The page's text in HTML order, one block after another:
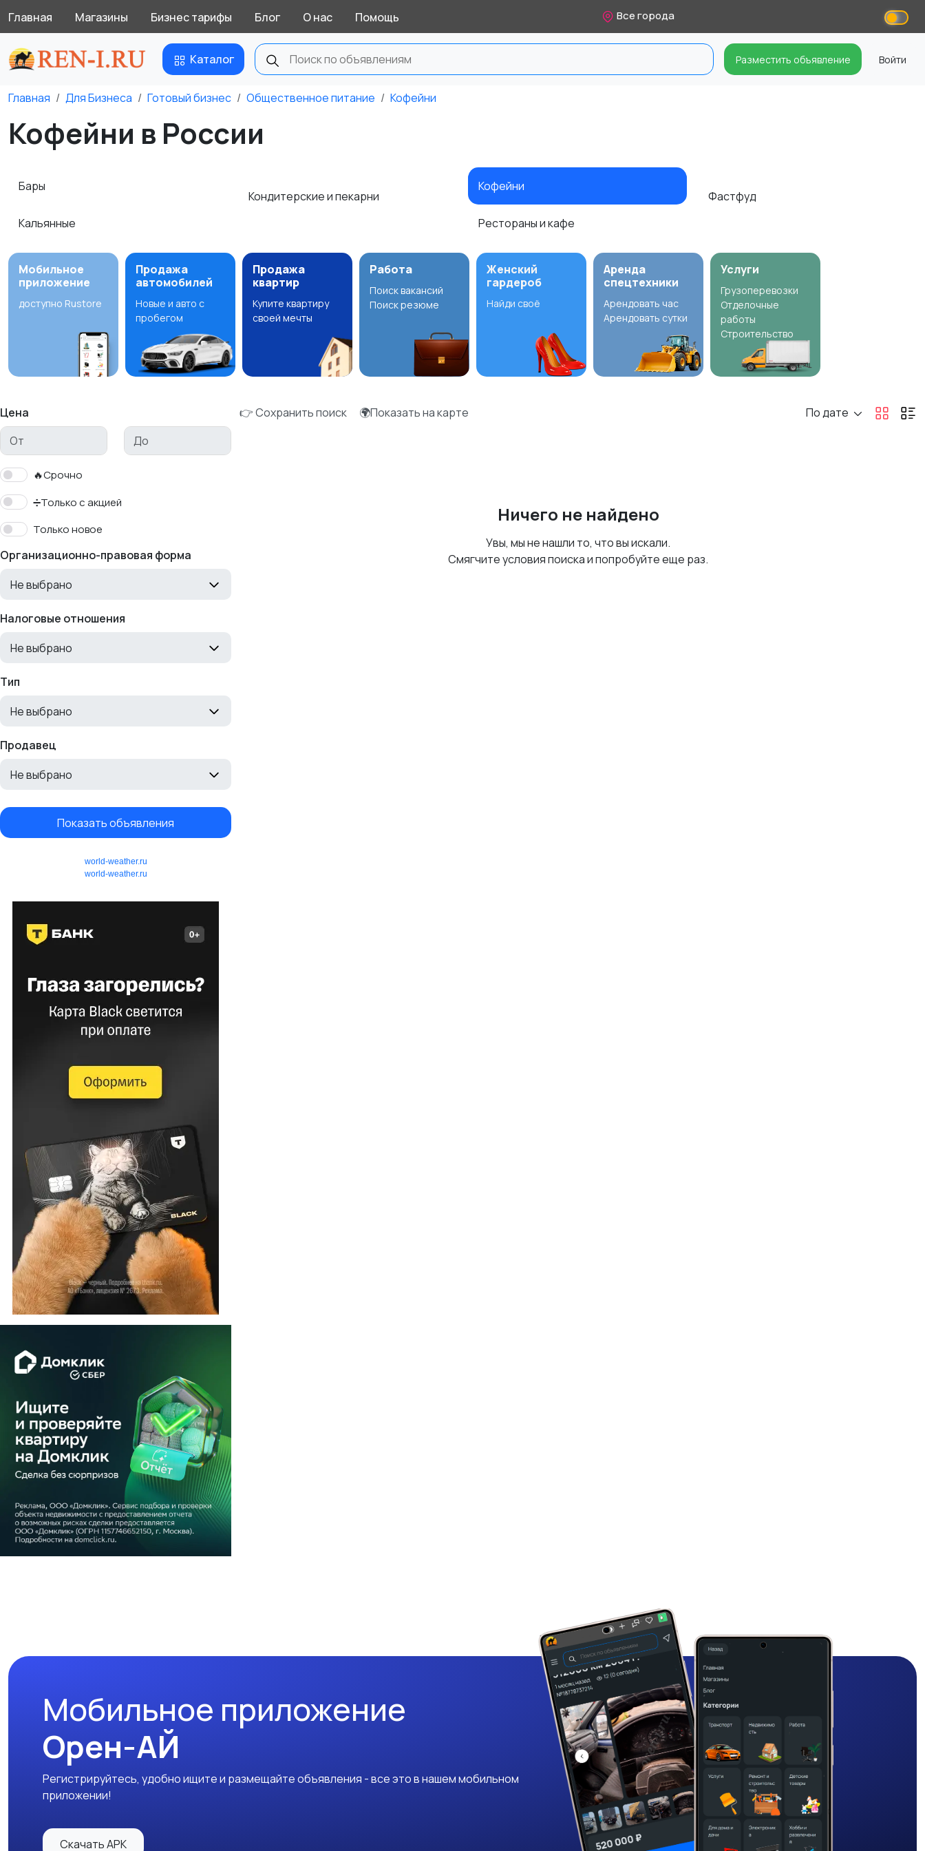
Главная Магазины Бизнес тарифы Блог О нас Помощь Все города
Каталог Разместить объявление Войти
Главная Для Бизнеса Готовый бизнес Общественное питание Кофейни
Кофейни в России
Бары
Кальянные
Кондитерские и пекарни
Кофейни
Рестораны и кафе
Фастфуд
Мобильное
приложение
доступно Rustore
Продажа
автомобилей
Новые и авто с
пробегом
Продажа
квартир
Купите квартиру
своей мечты
Работа
Поиск вакансий
Поиск резюме
Женский
гардероб
Найди своё
Аренда
спецтехники
Арендовать час
Арендовать сутки
Услуги
Грузоперевозки
Отделочные
работы
Строительство
Цена
🔥Срочно
➗Только с акцией
Только новое
Организационно-правовая форма
Не выбрано
Налоговые отношения
Не выбрано
Тип
Не выбрано
Продавец
Не выбрано
Показать объявления
world-weather.ru
world-weather.ru
👉 Сохранить поиск 🌍Показать на карте По дате
Ничего не найдено
Увы, мы не нашли то, что вы искали.
Смягчите условия поиска и попробуйте еще раз.
Мобильное приложение
Орен-АЙ
Регистрируйтесь, удобно ищите и размещайте объявления - все это в нашем мобильном
приложении!
Скачать APK